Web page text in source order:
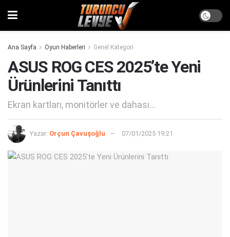
Ana Sayfa Oyun Haberleri Genel Kategori
ASUS ROG CES 2025’te Yeni
Ürünlerini Tanıttı
Ekran kartları, monitörler ve dahası...
Yazar: Orçun Çavuşoğlu 07/01/2025 19:21